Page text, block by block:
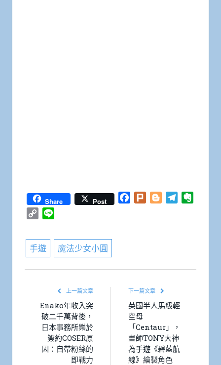
Share Post Facebook
Plurk BloggerTelegram
Copy
手遊 魔法少女小圓
上一篇文章
Enako年收入突
破二千萬背後，
日本事務所樂於
簽約COSER原
因：自帶粉絲的
即戰力
下一篇文章
英國半人馬級輕
空母
「Centaur」，
畫師TONY大神
為手遊《碧藍航
線》繪製角色